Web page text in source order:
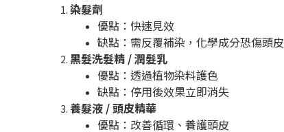
染髮劑
優點：快速見效
缺點：需反覆補染，化學成分恐傷頭皮
黑髮洗髮精 / 潤髮乳
優點：透過植物染料護色
缺點：停用後效果立即消失
養髮液 / 頭皮精華
優點：改善循環、養護頭皮